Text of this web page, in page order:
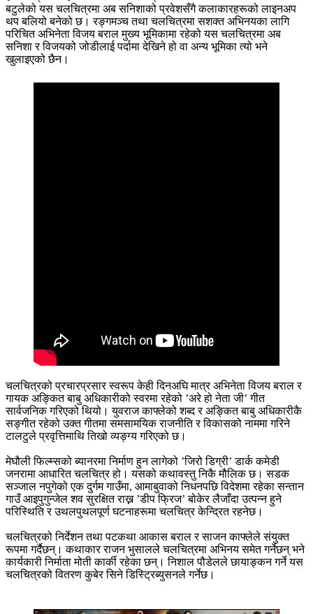
बटुलेको यस चलचित्रमा अब सनिशाको प्रवेशसँगै कलाकारहरूको लाइनअप
थप बलियो बनेको छ। रङ्गमञ्च तथा चलचित्रमा सशक्त अभिनयका लागि
परिचित अभिनेता विजय बराल मुख्य भूमिकामा रहेको यस चलचित्रमा अब
सनिशा र विजयको जोडीलाई पर्दामा देखिने हो वा अन्य भूमिका त्यो भने
खुलाइएको छैन।
चलचित्रको प्रचारप्रसार स्वरूप केही दिनअघि मात्र अभिनेता विजय बराल र
गायक अङ्कित बाबु अधिकारीको स्वरमा रहेको ’अरे हो नेता जी’ गीत
सार्वजनिक गरिएको थियो। युवराज काफ्लेको शब्द र अङ्कित बाबु अधिकारीकै
सङ्गीत रहेको उक्त गीतमा समसामयिक राजनीति र विकासको नाममा गरिने
टालटुले प्रवृत्तिमाथि तिखो व्यङ्ग्य गरिएको छ।
मेघौली फिल्म्सको ब्यानरमा निर्माण हुन लागेको ’जिरो डिग्री’ डार्क कमेडी
जनरामा आधारित चलचित्र हो। यसको कथावस्तु निकै मौलिक छ। सडक
सञ्जाल नपुगेको एक दुर्गम गाउँमा, आमाबुवाको निधनपछि विदेशमा रहेका सन्तान
गाउँ आइपुगुन्जेल शव सुरक्षित राख्न ’डीप फ्रिज’ बोकेर लैजाँदा उत्पन्न हुने
परिस्थिति र उथलपुथलपूर्ण घटनाहरूमा चलचित्र केन्द्रित रहनेछ।
चलचित्रको निर्देशन तथा पटकथा आकास बराल र साजन काफ्लेले संयुक्त
रूपमा गर्दैछन्। कथाकार राजन भुसालले चलचित्रमा अभिनय समेत गर्नेछन् भने
कार्यकारी निर्माता मोती कार्की रहेका छन्। निशाल पौडेलले छायाङ्कन गर्ने यस
चलचित्रको वितरण कुबेर सिने डिस्ट्रिब्युसनले गर्नेछ।